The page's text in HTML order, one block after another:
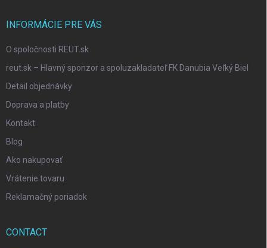
INFORMÁCIE PRE VÁS
O spoločnosti REUT.sk
reut.sk – Hlavný sponzor a spoluzakladateľ FK Danubia Veľký Biel
Detail objednávky
Doprava a platby
Kontakt
Blog
Ako nakupovať
Vrátenie tovaru
Reklamačný poriadok
CONTACT